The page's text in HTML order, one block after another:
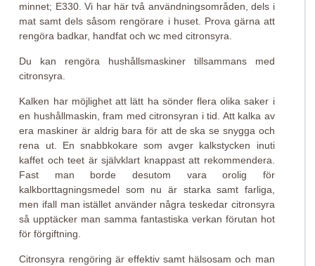
minnet; E330. Vi har här två användningsområden, dels i
mat samt dels såsom rengörare i huset. Prova gärna att
rengöra badkar, handfat och wc med citronsyra.
Du kan rengöra hushållsmaskiner tillsammans med
citronsyra.
Kalken har möjlighet att lätt ha sönder flera olika saker i
en hushållmaskin, fram med citronsyran i tid. Att kalka av
era maskiner är aldrig bara för att de ska se snygga och
rena ut. En snabbkokare som avger kalkstycken inuti
kaffet och teet är självklart knappast att rekommendera.
Fast man borde desutom vara orolig för
kalkborttagningsmedel som nu är starka samt farliga,
men ifall man istället använder några teskedar citronsyra
så upptäcker man samma fantastiska verkan förutan hot
för förgiftning.
Citronsyra rengöring är effektiv samt hälsosam och man